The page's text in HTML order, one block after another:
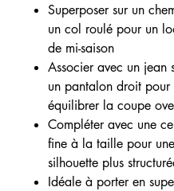
Superposer sur un
un col roulé pour un
de mi-saison
Associer avec un jean
un pantalon droit pour
équilibrer la coupe
Compléter avec une
fine à la taille pour une
silhouette plus
Idéale à porter en